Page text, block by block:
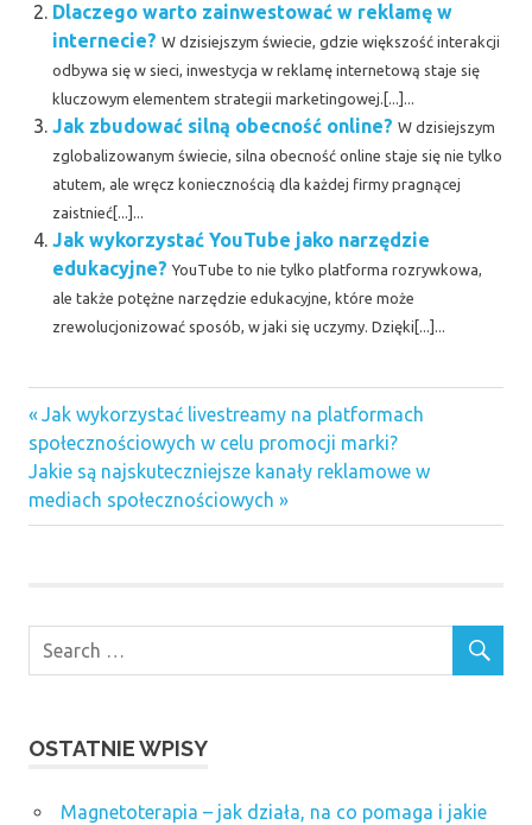
Dlaczego warto zainwestować w reklamę w
internecie? W dzisiejszym świecie, gdzie większość interakcji
odbywa się w sieci, inwestycja w reklamę internetową staje się
kluczowym elementem strategii marketingowej.[...]...
Jak zbudować silną obecność online? W dzisiejszym
zglobalizowanym świecie, silna obecność online staje się nie tylko
atutem, ale wręcz koniecznością dla każdej firmy pragnącej
zaistnieć[...]...
Jak wykorzystać YouTube jako narzędzie
edukacyjne? YouTube to nie tylko platforma rozrywkowa,
ale także potężne narzędzie edukacyjne, które może
zrewolucjonizować sposób, w jaki się uczymy. Dzięki[...]...
Nawigacja
wpisu
Previous
Post:
Jak wykorzystać livestreamy na platformach
społecznościowych w celu promocji marki?
Next
Post:
Jakie są najskuteczniejsze kanały reklamowe w
mediach społecznościowych
OSTATNIE WPISY
Magnetoterapia – jak działa, na co pomaga i jakie